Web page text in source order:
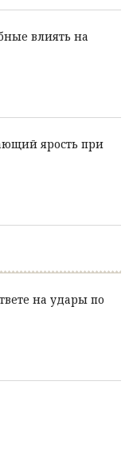
влиять на
ярость при
на удары по